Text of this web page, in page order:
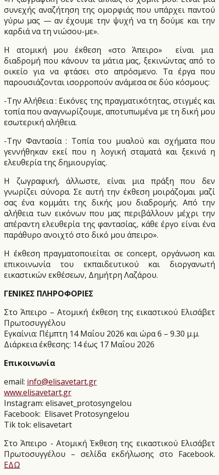
συνεχής αναζήτηση της ομορφιάς που υπάρχει παντού
γύρω μας — αν έχουμε την ψυχή να τη δούμε και την
καρδιά να τη νιώσου-με».
Η ατομική μου έκθεση «στο Άπειρο»
είναι μια
διαδρομή που κάνουν τα μάτια μας, ξεκινώντας από το
οικείο για να φτάσει στο απρόσμενο. Τα έργα που
παρουσιάζονται ισορροπούν ανάμεσα σε δύο κόσμους:
-Την Αλήθεια : Εικόνες της πραγματικότητας, στιγμές και
τοπία που αναγνωρίζουμε, αποτυπωμένα με τη δική μου
εσωτερική αλήθεια.
-Την Φαντασία : Τοπία του μυαλού και σχήματα που
γεννήθηκαν εκεί που η λογική σταματά και ξεκινά η
ελευθερία της δημιουργίας.
Η ζωγραφική, άλλωστε, είναι μια πράξη που δεν
γνωρίζει σύνορα. Σε αυτή την έκθεση μοιράζομαι μαζί
σας ένα κομμάτι της δικής μου διαδρομής. Από την
αλήθεια των εικόνων που μας περιβάλλουν μέχρι την
απέραντη ελευθερία της φαντασίας, κάθε έργο είναι ένα
παράθυρο ανοιχτό στο δικό μου άπειρο».
Η έκθεση πραγματοποιείται σε concept, οργάνωση και
επικοινωνία του εκπαιδευτικού και διοργανωτή
εικαστικών εκθέσεων, Δημήτρη Λαζάρου.
ΓΕΝΙΚΕΣ ΠΛΗΡΟΦΟΡΙΕΣ
Στο Άπειρο – Ατομική έκθεση της εικαστικού Ελισάβετ
Πρωτοσυγγέλου
Εγκαίνια: Πέμπτη 14 Μαΐου 2026 και ώρα 6 – 9.30 μ.μ.
Διάρκεια έκθεσης: 14 έως 17 Μαΐου 2026
Επικοινωνία
email: info@elisavetart.gr
www.elisavetart.gr
Instagram: elisavet_protosyngelou
Facebook: Elisavet Protosyngelou
Tik tok: elisavetart
Στο Άπειρο - Ατομική Έκθεση της εικαστικού Ελισάβετ
Πρωτοσυγγέλου – σελίδα εκδήλωσης στο Facebook.
ΕΔΩ